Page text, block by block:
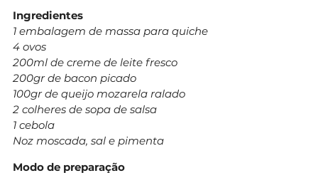
Ingredientes
1 embalagem de massa para quiche
4 ovos
200ml de creme de leite fresco
200gr de bacon picado
100gr de queijo mozarela ralado
2 colheres de sopa de salsa
1 cebola
Noz moscada, sal e pimenta
Modo de preparação